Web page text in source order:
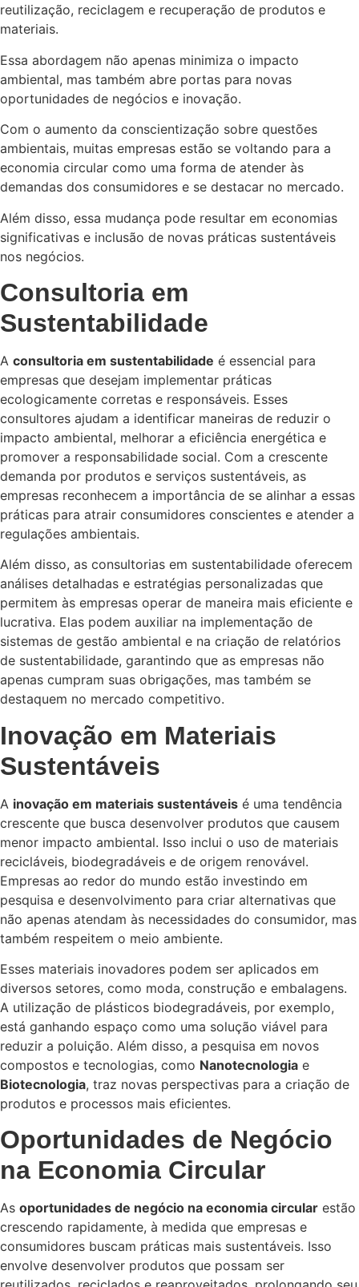
reutilização, reciclagem e recuperação de produtos e
materiais.
Essa abordagem não apenas minimiza o impacto
ambiental, mas também abre portas para novas
oportunidades de negócios e inovação.
Com o aumento da conscientização sobre questões
ambientais, muitas empresas estão se voltando para a
economia circular como uma forma de atender às
demandas dos consumidores e se destacar no mercado.
Além disso, essa mudança pode resultar em economias
significativas e inclusão de novas práticas sustentáveis
nos negócios.
Consultoria em
Sustentabilidade
A consultoria em sustentabilidade é essencial para
empresas que desejam implementar práticas
ecologicamente corretas e responsáveis. Esses
consultores ajudam a identificar maneiras de reduzir o
impacto ambiental, melhorar a eficiência energética e
promover a responsabilidade social. Com a crescente
demanda por produtos e serviços sustentáveis, as
empresas reconhecem a importância de se alinhar a essas
práticas para atrair consumidores conscientes e atender a
regulações ambientais.
Além disso, as consultorias em sustentabilidade oferecem
análises detalhadas e estratégias personalizadas que
permitem às empresas operar de maneira mais eficiente e
lucrativa. Elas podem auxiliar na implementação de
sistemas de gestão ambiental e na criação de relatórios
de sustentabilidade, garantindo que as empresas não
apenas cumpram suas obrigações, mas também se
destaquem no mercado competitivo.
Inovação em Materiais
Sustentáveis
A inovação em materiais sustentáveis é uma tendência
crescente que busca desenvolver produtos que causem
menor impacto ambiental. Isso inclui o uso de materiais
recicláveis, biodegradáveis e de origem renovável.
Empresas ao redor do mundo estão investindo em
pesquisa e desenvolvimento para criar alternativas que
não apenas atendam às necessidades do consumidor, mas
também respeitem o meio ambiente.
Esses materiais inovadores podem ser aplicados em
diversos setores, como moda, construção e embalagens.
A utilização de plásticos biodegradáveis, por exemplo,
está ganhando espaço como uma solução viável para
reduzir a poluição. Além disso, a pesquisa em novos
compostos e tecnologias, como Nanotecnologia e
Biotecnologia, traz novas perspectivas para a criação de
produtos e processos mais eficientes.
Oportunidades de Negócio
na Economia Circular
As oportunidades de negócio na economia circular estão
crescendo rapidamente, à medida que empresas e
consumidores buscam práticas mais sustentáveis. Isso
envolve desenvolver produtos que possam ser